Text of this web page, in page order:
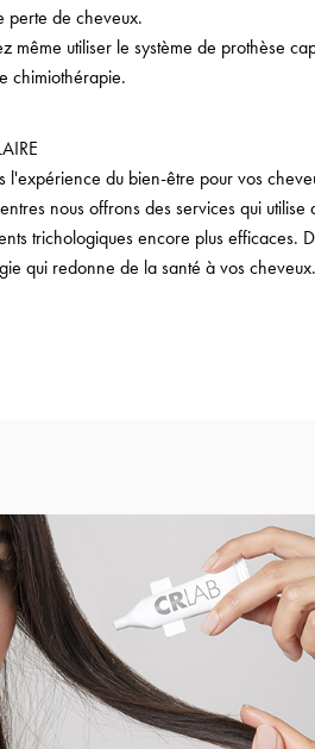
perte de cheveux.
même utiliser le système de prothèse
chimiothérapie.
l'expérience du bien-être pour vos
nous offrons des services qui
trichologiques encore plus efficaces.
qui redonne de la santé à vos cheveux.